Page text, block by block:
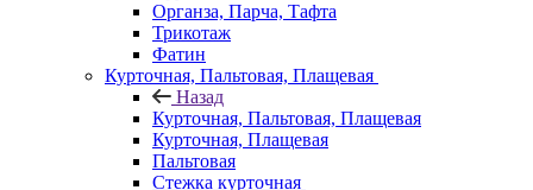
Органза, Парча, Тафта
Трикотаж
Фатин
Курточная, Пальтовая, Плащевая
Назад
Курточная, Пальтовая, Плащевая
Курточная, Плащевая
Пальтовая
Стежка курточная